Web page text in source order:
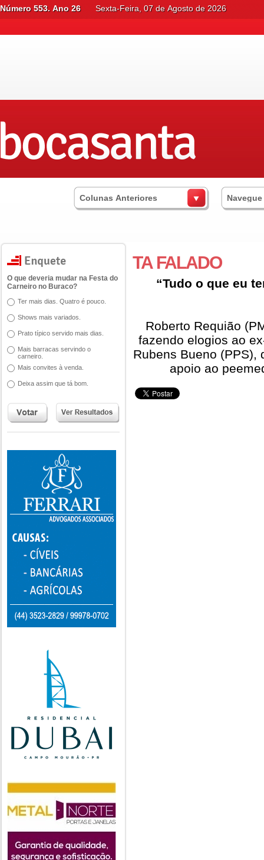
Número 553. Ano 26 Sexta-Feira, 07 de Agosto de 2026
Colunas Anteriores
O que deveria mudar na Festa do
Carneiro no Buraco?
Ter mais dias. Quatro é pouco.
Shows mais variados.
Prato típico servido mais dias.
Mais barracas servindo o
carneiro.
Mais convites à venda.
Deixa assim que tá bom.
TA FALADO
“Tudo o que eu
Roberto Requião
fazendo elogios ao
Rubens Bueno (PPS),
apoio ao